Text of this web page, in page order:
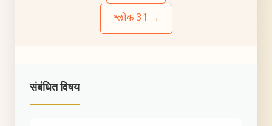
श्लोक 31 →
संबंधित विषय